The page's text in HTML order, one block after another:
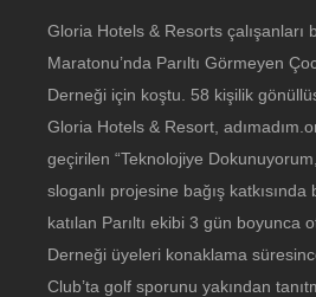
Gloria Hotels & Resorts çalışanları
Maratonu’nda Parıltı Görmeyen
Derneği için koştu. 58 kişilik
Gloria Hotels & Resort,
geçirilen “Teknolojiye
sloganlı projesine bağış
katılan Parıltı ekibi 3 gün boyunca
Derneği üyeleri konaklama
Club’ta golf sporunu yakından